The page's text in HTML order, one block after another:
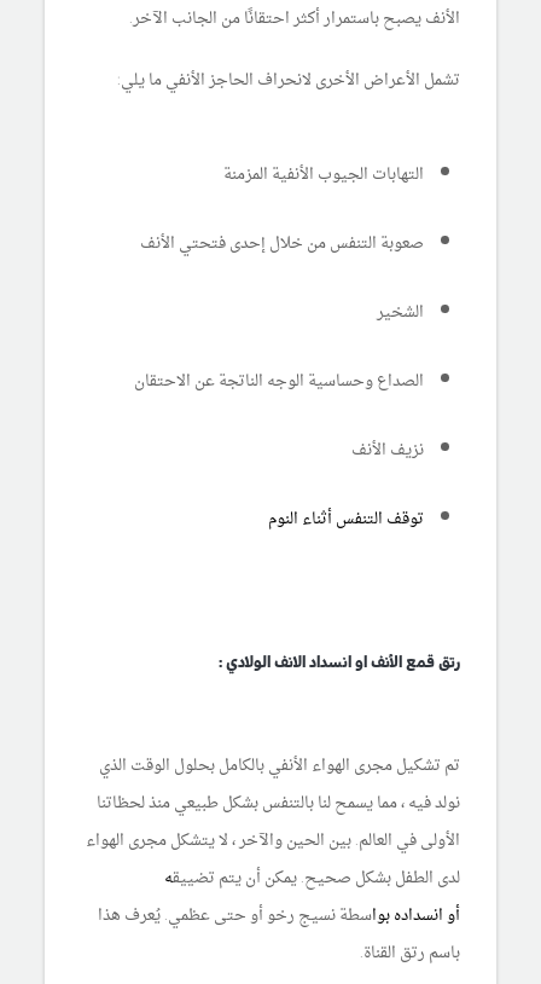
الأنف يصبح باستمرار أكثر احتقانًا من الجانب الآخر.
تشمل الأعراض الأخرى لانحراف الحاجز الأنفي ما يلي:
التهابات الجيوب الأنفية المزمنة
صعوبة التنفس من خلال إحدى فتحتي الأنف
الشخير
الصداع وحساسية الوجه الناتجة عن الاحتقان
نزيف الأنف
توقف التنفس أثناء النوم
رتق قمع الأنف او انسداد الانف الولادي :
تم تشكيل مجرى الهواء الأنفي بالكامل بحلول الوقت الذي
نولد فيه ، مما يسمح لنا بالتنفس بشكل طبيعي منذ لحظاتنا
الأولى في العالم. بين الحين والآخر ، لا يتشكل مجرى الهواء
لدى الطفل بشكل صحيح. يمكن أن يتم تضييقه
أوانسدادهبواسطة نسيج رخو أو حتى عظمي. يُعرف هذا
باسم رتق القناة.